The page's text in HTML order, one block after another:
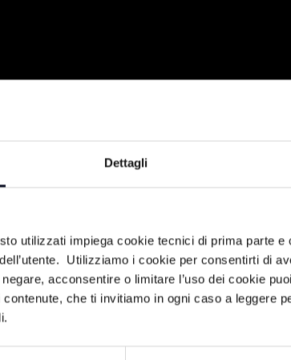
Dettagli
utilizzati impiega cookie tecnici di prima parte e
Utilizziamo i cookie per consentirti di
acconsentire o limitare l’uso dei cookie
che ti invitiamo in ogni caso a leggere